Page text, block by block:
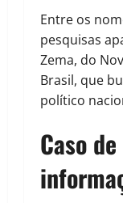
Entre os
pesquisas
Zema, do
Brasil, que
político
Caso